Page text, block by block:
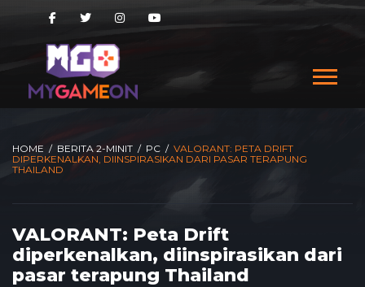
HOME / BERITA 2-MINIT / PC / VALORANT: PETA DRIFT
DIPERKENALKAN, DIINSPIRASIKAN DARI PASAR TERAPUNG
THAILAND
VALORANT: Peta Drift
diperkenalkan, diinspirasikan dari
pasar terapung Thailand